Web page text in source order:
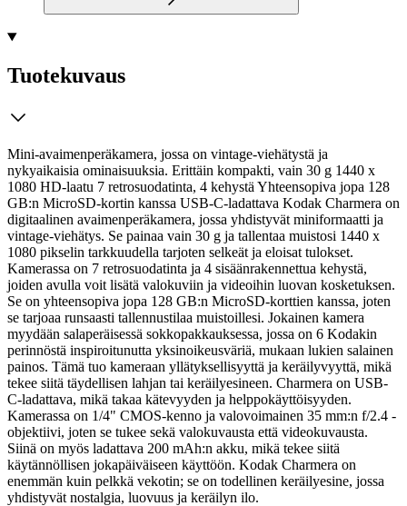
Tuotekuvaus
Mini-avaimenperäkamera, jossa on vintage-viehätystä ja
nykyaikaisia ominaisuuksia. Erittäin kompakti, vain 30 g 1440 x
1080 HD-laatu 7 retrosuodatinta, 4 kehystä Yhteensopiva jopa 128
GB:n MicroSD-kortin kanssa USB-C-ladattava Kodak Charmera on
digitaalinen avaimenperäkamera, jossa yhdistyvät miniformaatti ja
vintage-viehätys. Se painaa vain 30 g ja tallentaa muistosi 1440 x
1080 pikselin tarkkuudella tarjoten selkeät ja eloisat tulokset.
Kamerassa on 7 retrosuodatinta ja 4 sisäänrakennettua kehystä,
joiden avulla voit lisätä valokuviin ja videoihin luovan kosketuksen.
Se on yhteensopiva jopa 128 GB:n MicroSD-korttien kanssa, joten
se tarjoaa runsaasti tallennustilaa muistoillesi. Jokainen kamera
myydään salaperäisessä sokkopakkauksessa, jossa on 6 Kodakin
perinnöstä inspiroitunutta yksinoikeusväriä, mukaan lukien salainen
painos. Tämä tuo kameraan yllätyksellisyyttä ja keräilyvyyttä, mikä
tekee siitä täydellisen lahjan tai keräilyesineen. Charmera on USB-
C-ladattava, mikä takaa kätevyyden ja helppokäyttöisyyden.
Kamerassa on 1/4" CMOS-kenno ja valovoimainen 35 mm:n f/2.4 -
objektiivi, joten se tukee sekä valokuvausta että videokuvausta.
Siinä on myös ladattava 200 mAh:n akku, mikä tekee siitä
käytännöllisen jokapäiväiseen käyttöön. Kodak Charmera on
enemmän kuin pelkkä vekotin; se on todellinen keräilyesine, jossa
yhdistyvät nostalgia, luovuus ja keräilyn ilo.